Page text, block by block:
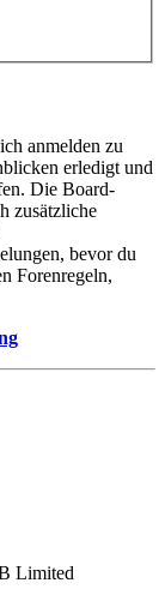
anmelden zu
erledigt und
Die Board-
zusätzliche
bevor du
Forenregeln,
Limited